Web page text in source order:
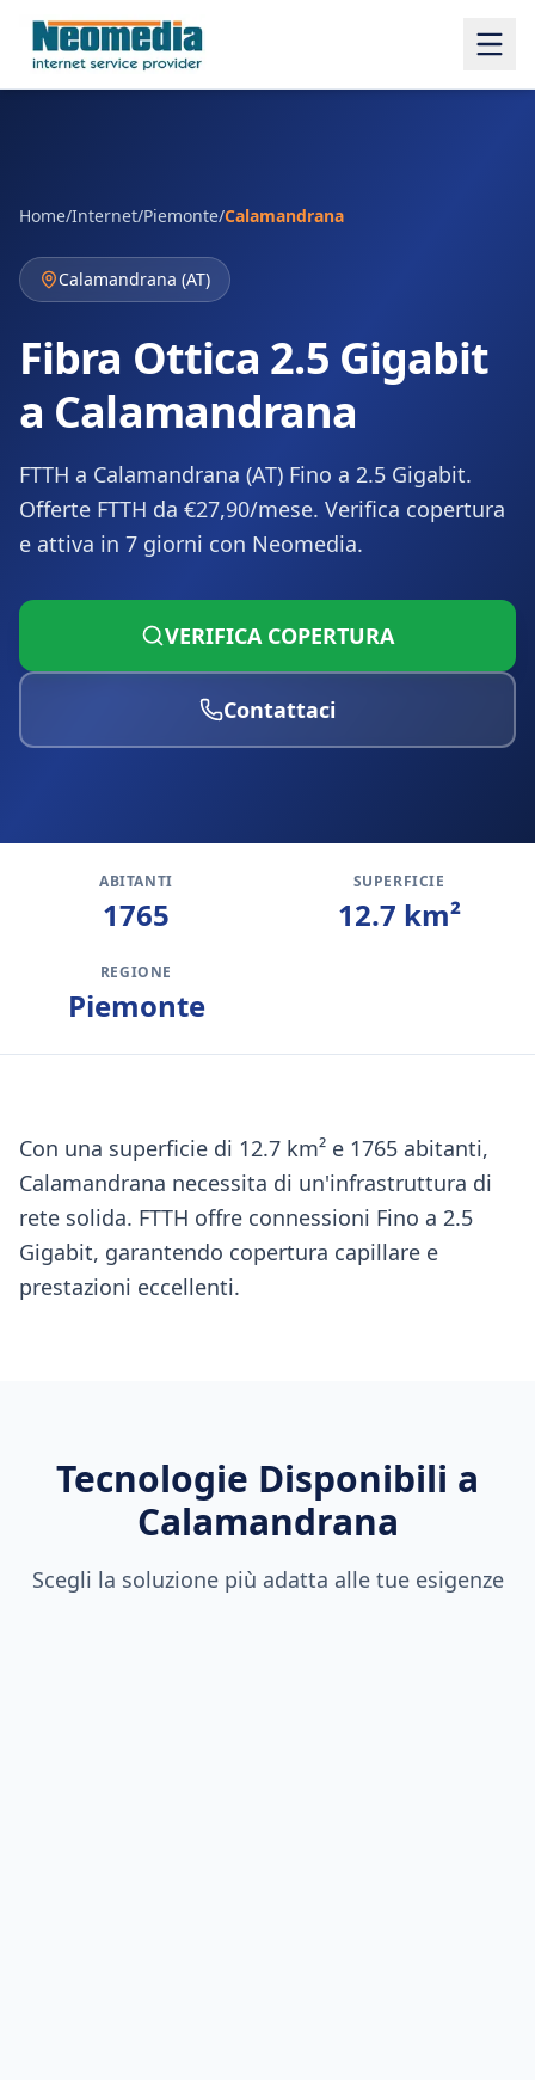
Home/Internet/Piemonte/Calamandrana
Calamandrana (AT)
Fibra Ottica 2.5 Gigabit
a Calamandrana
FTTH a Calamandrana (AT) Fino a 2.5 Gigabit.
Offerte FTTH da €27,90/mese. Verifica copertura
e attiva in 7 giorni con Neomedia.
VERIFICA COPERTURA
Contattaci
ABITANTI
1765
SUPERFICIE
12.7 km²
REGIONE
Piemonte
Con una superficie di 12.7 km² e 1765 abitanti,
Calamandrana necessita di un'infrastruttura di
rete solida. FTTH offre connessioni Fino a 2.5
Gigabit, garantendo copertura capillare e
prestazioni eccellenti.
Tecnologie Disponibili a
Calamandrana
Scegli la soluzione più adatta alle tue esigenze